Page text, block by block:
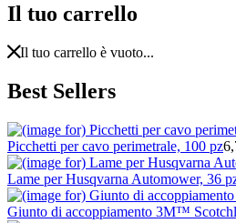
Il tuo carrello
Il tuo carrello è vuoto...
Best Sellers
Picchetti per cavo perimetrale, 100 pz
Lame per Husqvarna Automower, 36
Giunto di accoppiamento 3M™